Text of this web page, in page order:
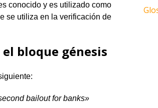
conocido y es utilizado como
se utiliza en la verificación de
bloque génesis
bailout for banks»